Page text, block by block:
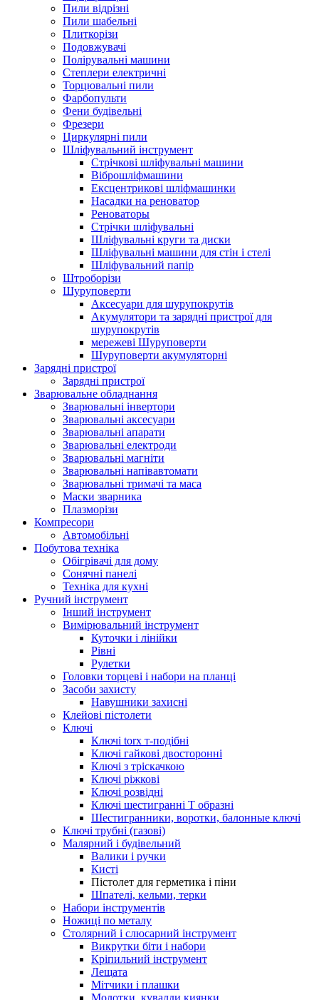
Пили відрізні
Пили шабельні
Плиткорізи
Подовжувачі
Полірувальні машини
Степлери електричні
Торцювальні пили
Фарбопульти
Фени будівельні
Фрезери
Циркулярні пили
Шліфувальний інструмент
Cтрічкові шліфувальні машини
Віброшліфмашини
Ексцентрикові шліфмашинки
Насадки на реноватор
Реноваторы
Стрічки шліфувальні
Шліфувальні круги та диски
Шліфувальні машини для стін і стелі
Шліфувальний папір
Штроборізи
Шуруповерти
Аксесуари для шурупокрутів
Акумулятори та зарядні пристрої для
шурупокрутів
мережеві Шуруповерти
Шуруповерти акумуляторні
Зарядні пристрої
Зарядні пристрої
Зварювальне обладнання
Зварювальні інвертори
Зварювальні аксесуари
Зварювальні апарати
Зварювальні електроди
Зварювальні магніти
Зварювальні напівавтомати
Зварювальні тримачі та маса
Маски зварника
Плазморізи
Компресори
Автомобільні
Побутова техніка
Обігрівачі для дому
Сонячні панелі
Техніка для кухні
Ручний інструмент
Інший інструмент
Вимірювальний інструмент
Куточки і лінійки
Рівні
Рулетки
Головки торцеві і набори на планці
Засоби захисту
Навушники захисні
Клейові пістолети
Ключі
Ключі torx т-подібні
Ключі гайкові двосторонні
Ключі з тріскачкою
Ключі ріжкові
Ключі розвідні
Ключі шестигранні Т образні
Шестигранники, воротки, балонные ключі
Ключі трубні (газові)
Малярний і будівельний
Валики і ручки
Кисті
Пістолет для герметика і піни
Шпателі, кельми, терки
Набори інструментів
Ножиці по металу
Столярний і слюсарний інструмент
Викрутки біти і набори
Кріпильний інструмент
Лещата
Мітчики і плашки
Молотки, кувалди киянки